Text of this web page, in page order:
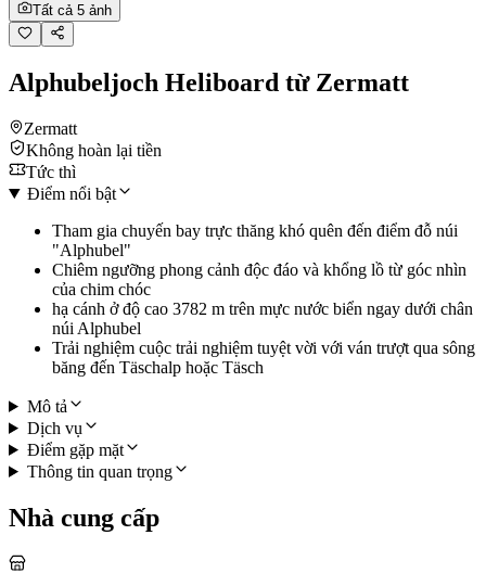
Tất cả 5 ảnh
Alphubeljoch Heliboard từ Zermatt
Zermatt
Không hoàn lại tiền
Tức thì
Điểm nổi bật
Tham gia chuyến bay trực thăng khó quên đến điểm đỗ núi
"Alphubel"
Chiêm ngưỡng phong cảnh độc đáo và khổng lồ từ góc nhìn
của chim chóc
hạ cánh ở độ cao 3782 m trên mực nước biển ngay dưới chân
núi Alphubel
Trải nghiệm cuộc trải nghiệm tuyệt vời với ván trượt qua sông
băng đến Täschalp hoặc Täsch
Mô tả
Dịch vụ
Điểm gặp mặt
Thông tin quan trọng
Nhà cung cấp